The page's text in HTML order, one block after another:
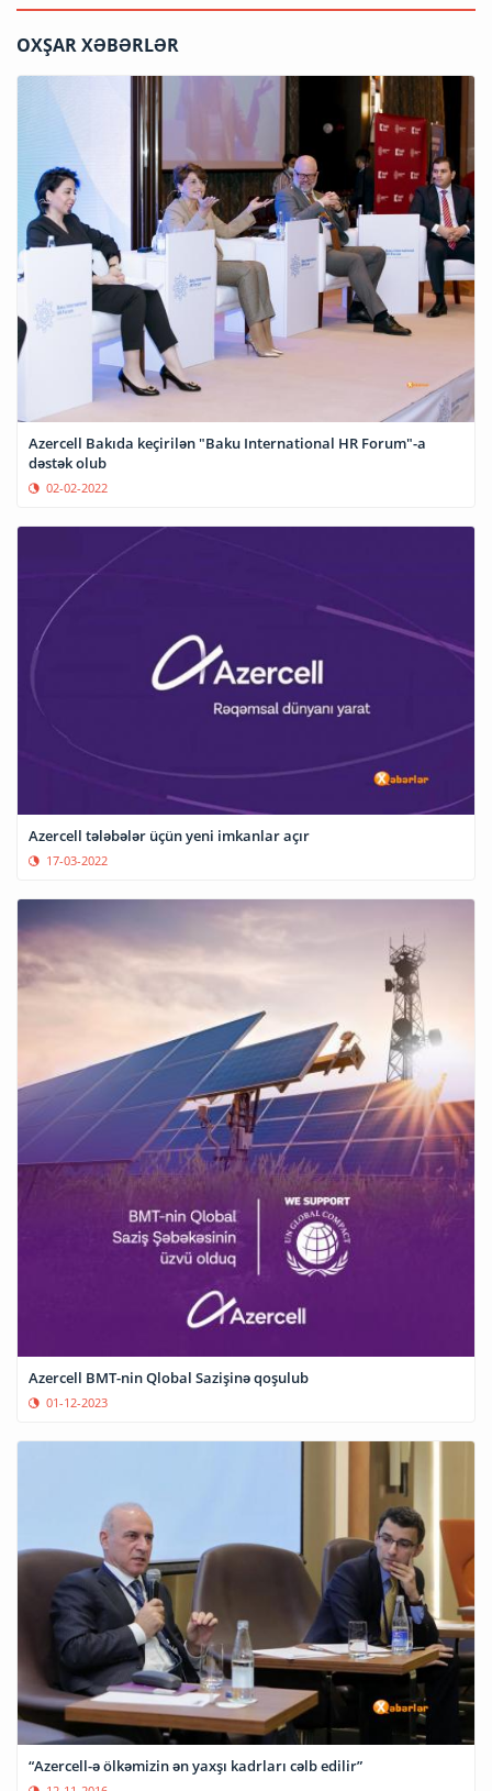
OXŞAR XƏBƏRLƏR
Azercell Bakıda keçirilən "Baku International HR Forum"-a
dəstək olub
02-02-2022
Azercell tələbələr üçün yeni imkanlar açır
17-03-2022
Azercell BMT-nin Qlobal Sazişinə qoşulub
01-12-2023
“Azercell-ə ölkəmizin ən yaxşı kadrları cəlb edilir”